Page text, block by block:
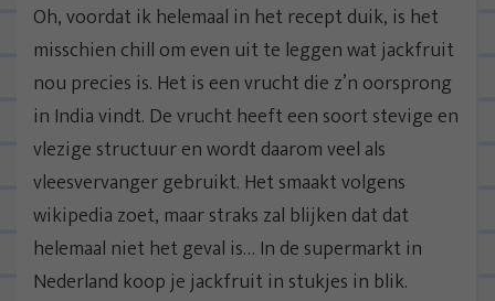
Oh, voordat ik helemaal in het recept duik, is het
misschien chill om even uit te leggen wat jackfruit
nou precies is. Het is een vrucht die z’n oorsprong
in India vindt. De vrucht heeft een soort stevige en
vlezige structuur en wordt daarom veel als
vleesvervanger gebruikt. Het smaakt volgens
wikipedia zoet, maar straks zal blijken dat dat
helemaal niet het geval is… In de supermarkt in
Nederland koop je jackfruit in stukjes in blik.